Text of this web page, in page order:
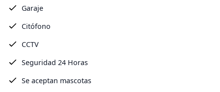
Garaje
Citófono
CCTV
Seguridad 24 Horas
Se aceptan mascotas